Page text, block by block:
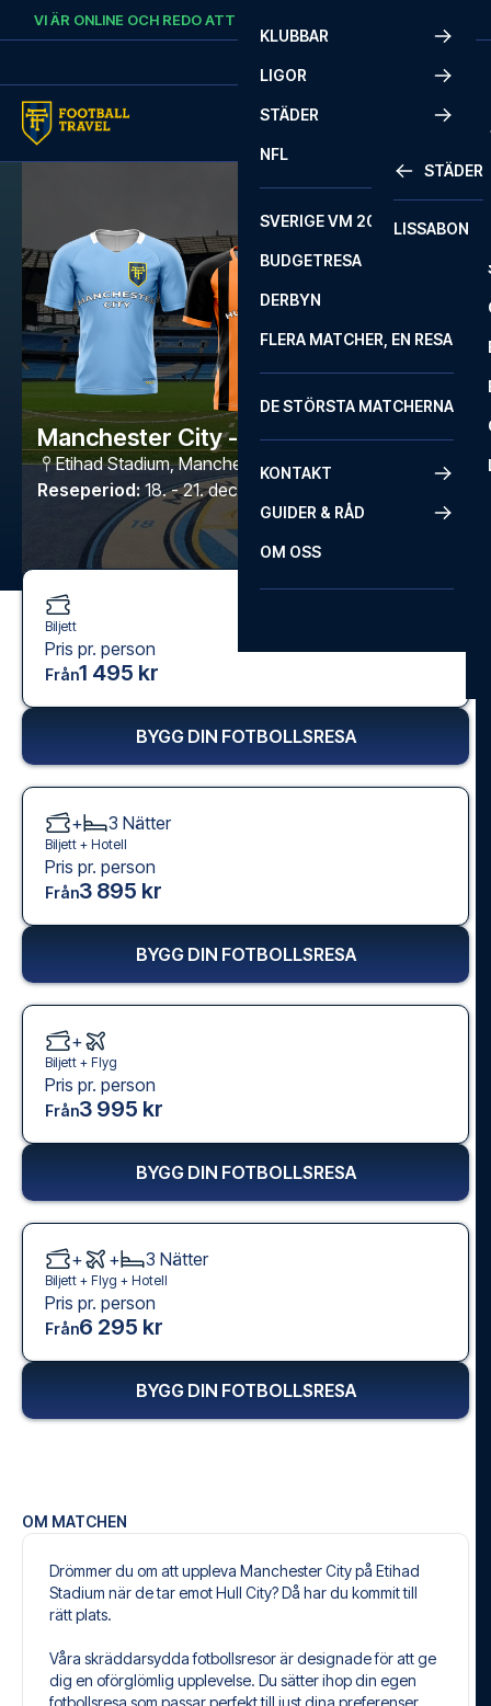
Skip to content
VI ÄR ONLINE OCH REDO ATT HJÄLPA DIG.
KLUBBAR
LIGOR
STÄDER
STÄDER
LISSABON
NFL
SVERIGE VM 2026
BUDGETRESA
DERBYN
FLERA MATCHER, EN RESA
DE STÖRSTA MATCHERNA
KONTAKT
GUIDER & RÅD
OM OSS
Manchester City - Hull City
Etihad Stadium,Manchester
Reseperiod: 18. - 21. dec. 2026
OM MATCHEN
Drömmer du om att uppleva Manchester City på Etihad
Stadium när de tar emot Hull City? Då har du kommit till
rätt plats.
Våra skräddarsydda fotbollsresor är designade för att ge
dig en oförglömlig upplevelse. Du sätter ihop din egen
fotbollsresa som passar perfekt till just dina preferenser.
Biljett
Pris pr. person
Från1 495 kr
BYGG DIN FOTBOLLSRESA
+ 3 Nätter
Biljett + Hotell
Pris pr. person
Från3 895 kr
BYGG DIN FOTBOLLSRESA
+
Biljett + Flyg
Pris pr. person
Från3 995 kr
BYGG DIN FOTBOLLSRESA
+ + 3 Nätter
Biljett + Flyg + Hotell
Pris pr. person
Från6 295 kr
BYGG DIN FOTBOLLSRESA